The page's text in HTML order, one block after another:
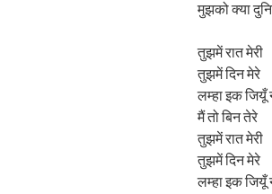
मुझको क्या
तुझमें रात मेरी
तुझमें दिन मेरे
लम्हा इक जियूँ
मैं तो बिन तेरे
तुझमें रात मेरी
तुझमें दिन मेरे
लम्हा इक जियूँ